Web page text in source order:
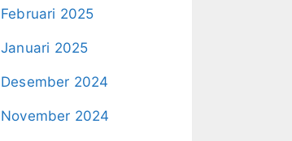
Februari 2025
Januari 2025
Desember 2024
November 2024